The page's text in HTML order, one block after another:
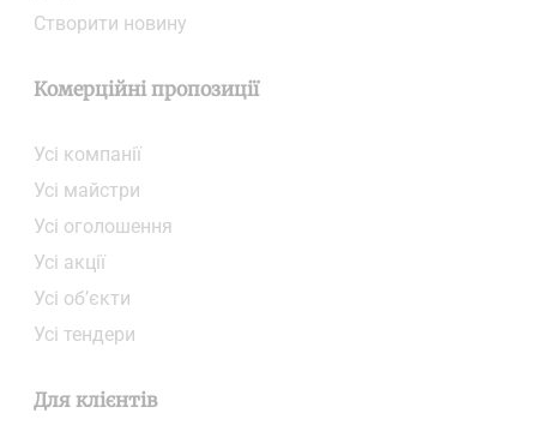
Створити новину
Комерційні пропозиції
Усі компанії
Усі майстри
Усі оголошення
Усі акції
Усі об’єкти
Усі тендери
Для клієнтів